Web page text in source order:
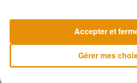
6 août 2026
La version réécrite
interprétée lors
Gérer mes
Accepter et